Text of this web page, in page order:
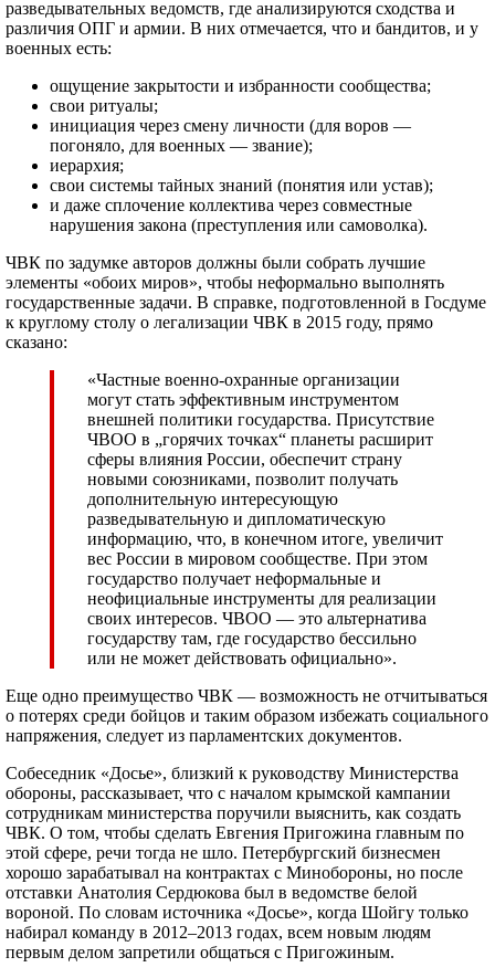
разведывательных ведомств, где анализируются сходства и
различия ОПГ и армии. В них отмечается, что и бандитов, и у
военных есть:
ощущение закрытости и избранности сообщества;
свои ритуалы;
инициация через смену личности (для воров —
погоняло, для военных — звание);
иерархия;
свои системы тайных знаний (понятия или устав);
и даже сплочение коллектива через совместные
нарушения закона (преступления или самоволка).
ЧВК по задумке авторов должны были собрать лучшие
элементы «обоих миров», чтобы неформально выполнять
государственные задачи. В справке, подготовленной в Госдуме
к круглому столу о легализации ЧВК в 2015 году, прямо
сказано:
«Частные военно-охранные организации
могут стать эффективным инструментом
внешней политики государства. Присутствие
ЧВОО в „горячих точках“ планеты расширит
сферы влияния России, обеспечит страну
новыми союзниками, позволит получать
дополнительную интересующую
разведывательную и дипломатическую
информацию, что, в конечном итоге, увеличит
вес России в мировом сообществе. При этом
государство получает неформальные и
неофициальные инструменты для реализации
своих интересов. ЧВОО — это альтернатива
государству там, где государство бессильно
или не может действовать официально».
Еще одно преимущество ЧВК — возможность не отчитываться
о потерях среди бойцов и таким образом избежать социального
напряжения, следует из парламентских документов.
Собеседник «Досье», близкий к руководству Министерства
обороны, рассказывает, что с началом крымской кампании
сотрудникам министерства поручили выяснить, как создать
ЧВК. О том, чтобы сделать Евгения Пригожина главным по
этой сфере, речи тогда не шло. Петербургский бизнесмен
хорошо зарабатывал на контрактах с Минобороны, но после
отставки Анатолия Сердюкова был в ведомстве белой
вороной. По словам источника «Досье», когда Шойгу только
набирал команду в 2012–2013 годах, всем новым людям
первым делом запретили общаться с Пригожиным.